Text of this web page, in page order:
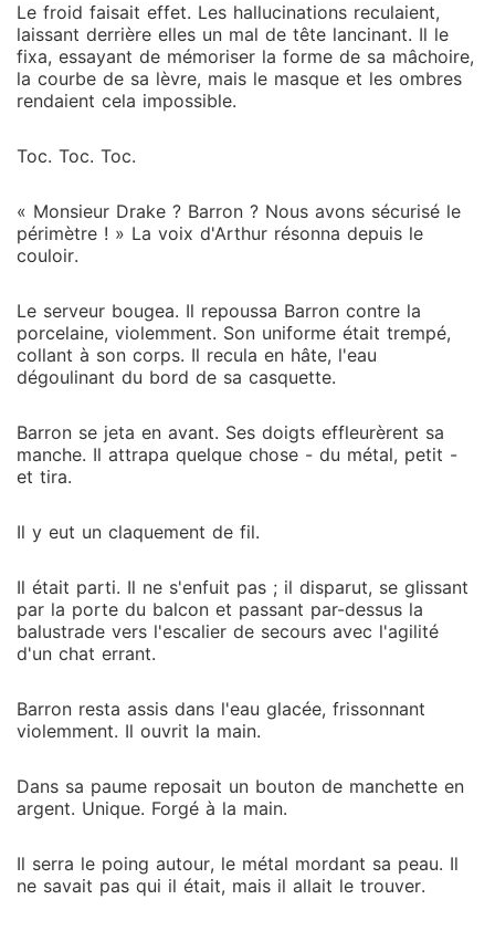
Le froid faisait effet. Les hallucinations reculaient,
laissant derrière elles un mal de tête lancinant. Il le
fixa, essayant de mémoriser la forme de sa mâchoire,
la courbe de sa lèvre, mais le masque et les ombres
rendaient cela impossible.
Toc. Toc. Toc.
« Monsieur Drake ? Barron ? Nous avons sécurisé le
périmètre ! » La voix d'Arthur résonna depuis le
couloir.
Le serveur bougea. Il repoussa Barron contre la
porcelaine, violemment. Son uniforme était trempé,
collant à son corps. Il recula en hâte, l'eau
dégoulinant du bord de sa casquette.
Barron se jeta en avant. Ses doigts effleurèrent sa
manche. Il attrapa quelque chose - du métal, petit -
et tira.
Il y eut un claquement de fil.
Il était parti. Il ne s'enfuit pas ; il disparut, se glissant
par la porte du balcon et passant par-dessus la
balustrade vers l'escalier de secours avec l'agilité
d'un chat errant.
Barron resta assis dans l'eau glacée, frissonnant
violemment. Il ouvrit la main.
Dans sa paume reposait un bouton de manchette en
argent. Unique. Forgé à la main.
Il serra le poing autour, le métal mordant sa peau. Il
ne savait pas qui il était, mais il allait le trouver.